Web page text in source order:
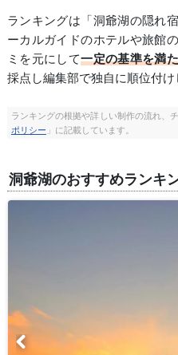
ランキングは「洞爺湖の隠れ
ーカルガイドのホテルや旅館
ミを元にして一定の基準を満
採点し編集部で独自に順位付け
ランキングの根拠や詳しい制作の流れ、
ポリシー 」に記載しています。
洞爺湖のおすすめランキ